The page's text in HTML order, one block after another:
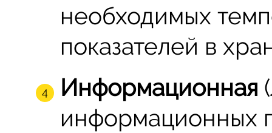
необходимых
показателей в
Информационная
информационных